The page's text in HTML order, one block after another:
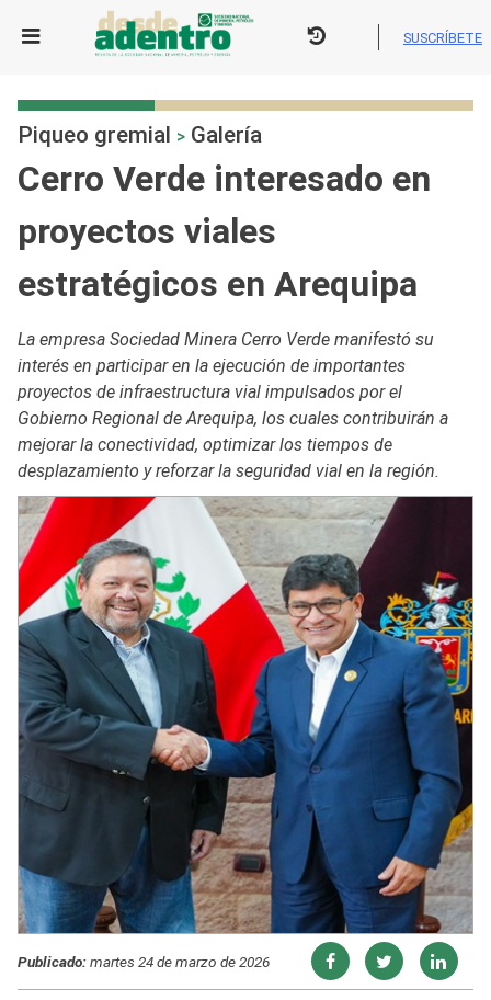
SUSCRÍBETE
Piqueo gremial > Galería
Cerro Verde interesado en
proyectos viales
estratégicos en Arequipa
La empresa Sociedad Minera Cerro Verde manifestó su
interés en participar en la ejecución de importantes
proyectos de infraestructura vial impulsados por el
Gobierno Regional de Arequipa, los cuales contribuirán a
mejorar la conectividad, optimizar los tiempos de
desplazamiento y reforzar la seguridad vial en la región.
Publicado:martes 24 de marzo de 2026